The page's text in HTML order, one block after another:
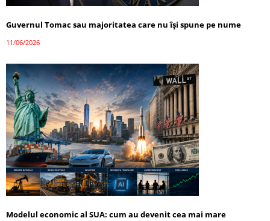
Guvernul Tomac sau majoritatea care nu își spune pe nume
11/06/2026
Modelul economic al SUA: cum au devenit cea mai mare